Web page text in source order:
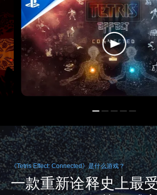
《Tetris Effect: Connected》是什么游戏？
一款重新诠释史上最